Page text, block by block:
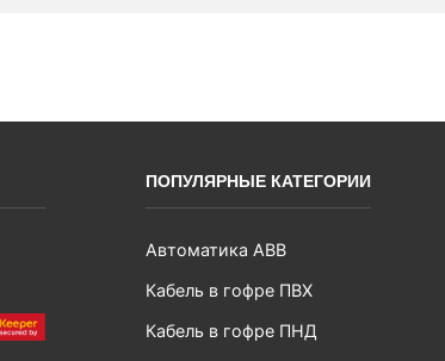
ПОПУЛЯРНЫЕ КАТЕГОРИИ
Автоматика ABB
Кабель в гофре ПВХ
Кабель в гофре ПНД